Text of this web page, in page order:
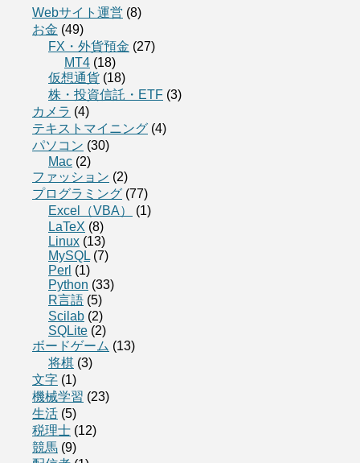
Webサイト運営 (8)
お金 (49)
FX・外貨預金 (27)
MT4 (18)
仮想通貨 (18)
株・投資信託・ETF (3)
カメラ (4)
テキストマイニング (4)
パソコン (30)
Mac (2)
ファッション (2)
プログラミング (77)
Excel（VBA）
(1)
LaTeX (8)
Linux (13)
MySQL (7)
Perl (1)
Python (33)
R言語 (5)
Scilab (2)
SQLite (2)
ボードゲーム (13)
将棋 (3)
文字 (1)
機械学習 (23)
生活 (5)
税理士 (12)
競馬 (9)